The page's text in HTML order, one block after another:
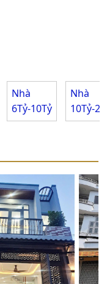
Nhà
6Tỷ-10Tỷ
Nhà
10Tỷ-